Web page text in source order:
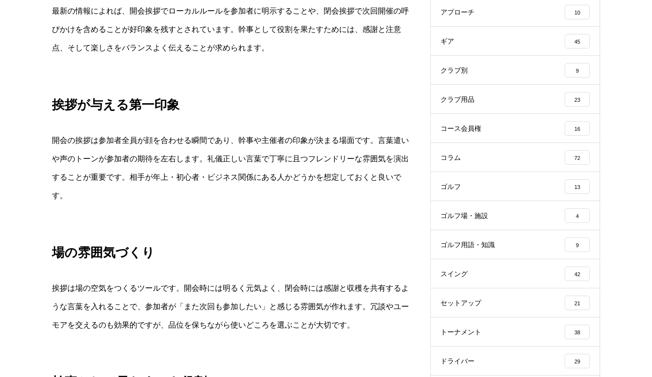
最新の情報によれば、開会挨拶でローカルルールを参加者に明示することや、閉会挨拶で次回開催の呼
びかけを含めることが好印象を残すとされています。幹事として役割を果たすためには、感謝と注意
点、そして楽しさをバランスよく伝えることが求められます。
挨拶が与える第一印象
開会の挨拶は参加者全員が顔を合わせる瞬間であり、幹事や主催者の印象が決まる場面です。言葉遣い
や声のトーンが参加者の期待を左右します。礼儀正しい言葉で丁寧に且つフレンドリーな雰囲気を演出
することが重要です。相手が年上・初心者・ビジネス関係にある人かどうかを想定しておくと良いで
す。
場の雰囲気づくり
挨拶は場の空気をつくるツールです。開会時には明るく元気よく、閉会時には感謝と収穫を共有するよ
うな言葉を入れることで、参加者が「また次回も参加したい」と感じる雰囲気が作れます。冗談やユー
モアを交えるのも効果的ですが、品位を保ちながら使いどころを選ぶことが大切です。
アプローチ 10
ギア 45
クラブ別 9
クラブ用品 23
コース会員権 16
コラム 72
ゴルフ 13
ゴルフ場・施設 4
ゴルフ用語・知識 9
スイング 42
セットアップ 21
トーナメント 38
ドライバー 29